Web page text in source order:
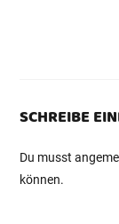
SCHREIBE
Du musst
können.